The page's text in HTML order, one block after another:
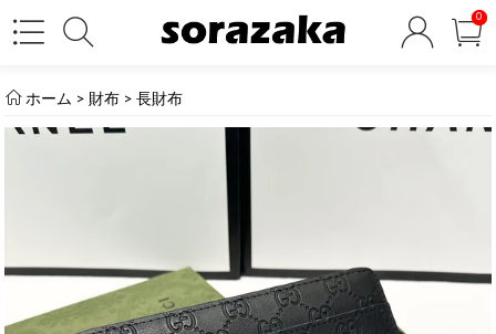
0
ホーム > 財布 >長財布